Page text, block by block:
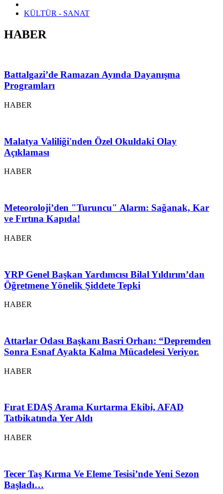
KÜLTÜR - SANAT
HABER
Battalgazi’de Ramazan Ayında Dayanışma
Programları
HABER
Malatya Valiliği'nden Özel Okuldaki Olay
Açıklaması
HABER
Meteoroloji’den "Turuncu" Alarm: Sağanak, Kar
ve Fırtına Kapıda!
HABER
YRP Genel Başkan Yardımcısı Bilal Yıldırım’dan
Öğretmene Yönelik Şiddete Tepki
HABER
Attarlar Odası Başkanı Basri Orhan: “Depremden
Sonra Esnaf Ayakta Kalma Mücadelesi Veriyor.
HABER
Fırat EDAŞ Arama Kurtarma Ekibi, AFAD
Tatbikatında Yer Aldı
HABER
Tecer Taş Kırma Ve Eleme Tesisi’nde Yeni Sezon
Başladı…